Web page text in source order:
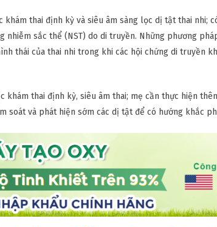
khám thai định kỳ và siêu âm sàng lọc dị tật thai nhi;
nhiễm sắc thể (NST) do di truyền. Những phương
thái của thai nhi trong khi các hội chứng di truyền
khám thai định kỳ, siêu âm thai; mẹ cần thực hiện
soát và phát hiện sớm các dị tật để có hướng khắc